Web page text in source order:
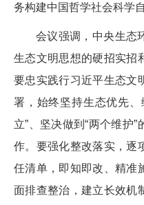
务构建中国哲学社会科学
会议强调，中央生态
生态文明思想的硬招实招
要忠实践行习近平生态文
署，始终坚持生态优先
立”、坚决做到“两个维护
作。要强化整改落实，逐
任清单，即知即改、精准
面排查整治，建立长效机